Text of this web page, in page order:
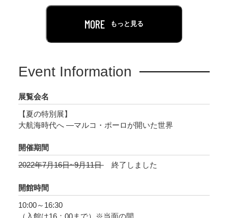
ードの発展から、モンゴル帝国の時代、そして
大航海時代まで、奈良県にある天理参考館と天
シルクロードを旅したマルコ･ポーロの旅行記
して、大航海時代に活躍した人たちのガイドブ
ックとなりました。この書が描く幻想的かつ富
と黄金に満ちた東洋（中国とジパング）のイメ
ージは大航海時代を切り開く冒険心の原動力と
なりました。大航海時代は世界史上はじめて、
人・物・文化の交流が全地球規模で始まった時
代であり、その波は日本に到達して南蛮文化と
して華開きます。大航海時代は、いま我々が生
きている現代社会へとつながる大きな転換点と
MORE もっと見る
Event Information
展覧会名
【夏の特別展】
大航海時代へ —マルコ・ポーロが開いた世界
開催期間
2022年7月16日~9月11日
終了しました
開館時間
10:00～16:30
（入館は16：00まで）※当面の間